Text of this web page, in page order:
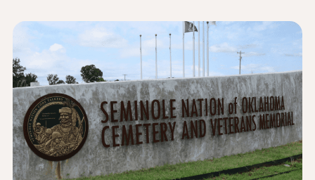
新闻与事件
关于 NHD®
参与其中